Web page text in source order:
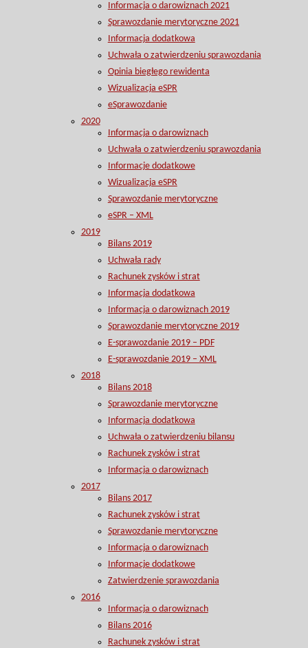
Informacja o darowiznach 2021
Sprawozdanie merytoryczne 2021
Informacja dodatkowa
Uchwała o zatwierdzeniu sprawozdania
Opinia biegłego rewidenta
Wizualizacja eSPR
eSprawozdanie
2020
Informacja o darowiznach
Uchwała o zatwierdzeniu sprawozdania
Informacje dodatkowe
Wizualizacja eSPR
Sprawozdanie merytoryczne
eSPR – XML
2019
Bilans 2019
Uchwała rady
Rachunek zysków i strat
Informacja dodatkowa
Informacja o darowiznach 2019
Sprawozdanie merytoryczne 2019
E-sprawozdanie 2019 – PDF
E-sprawozdanie 2019 – XML
2018
Bilans 2018
Sprawozdanie merytoryczne
Informacja dodatkowa
Uchwała o zatwierdzeniu bilansu
Rachunek zysków i strat
Informacja o darowiznach
2017
Bilans 2017
Rachunek zysków i strat
Sprawozdanie merytoryczne
Informacja o darowiznach
Informacje dodatkowe
Zatwierdzenie sprawozdania
2016
Informacja o darowiznach
Bilans 2016
Rachunek zysków i strat